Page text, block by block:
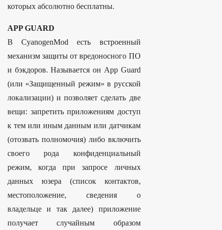
которых абсолютно бесплатны.
APP GUARD
В CyanogenMod есть встроенный
механизм защиты от вредоносного ПО
и бэкдоров. Называется он App Guard
(или «Защищенный режим» в русской
локализации) и позволяет сделать две
вещи: запретить приложениям доступ
к тем или иным данным или датчикам
(отозвать полномочия) либо включить
своего рода конфиденциальный
режим, когда при запросе личных
данных юзера (список контактов,
местоположение, сведения о
владельце и так далее) приложение
получает случайным образом